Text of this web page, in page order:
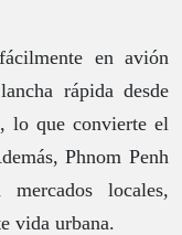
en avión
rápida desde
lo que convierte el
Phnom Penh
locales,
vida urbana.